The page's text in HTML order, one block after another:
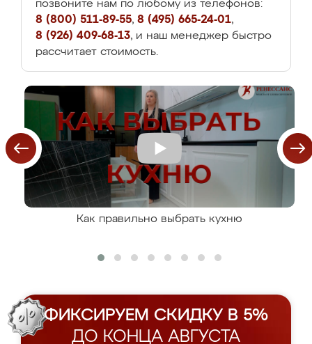
позвоните нам по любому из телефонов:
8 (800) 511-89-55, 8 (495) 665-24-01,
8 (926) 409-68-13, и наш менеджер быстро
рассчитает стоимость.
Как правильно выбрать кухню
ФИКСИРУЕМ СКИДКУ В 5%
ДО КОНЦА АВГУСТА